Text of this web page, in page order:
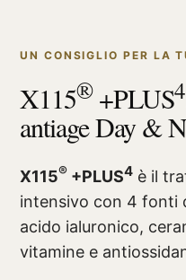
UN CONSIGLIO PER LA
X115®+PLUS4
antiage Day &
X115® +PLUS4 è il
intensivo con 4 fonti
acido ialuronico,
vitamine e